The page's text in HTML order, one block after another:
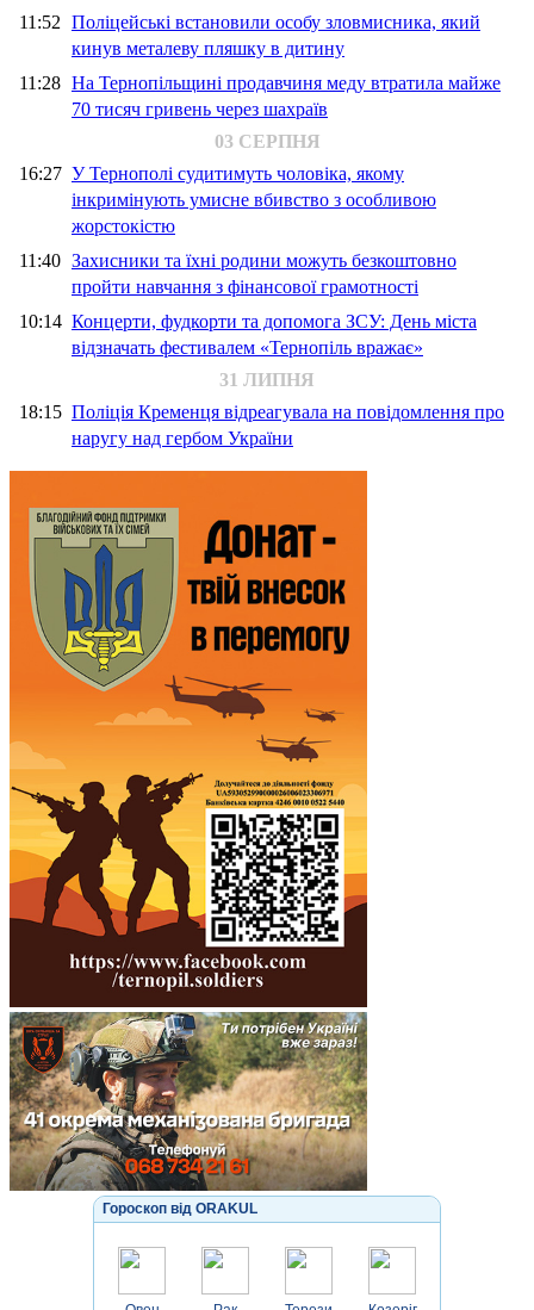
11:52 Поліцейські встановили особу зловмисника, який
кинув металеву пляшку в дитину
11:28 На Тернопільщині продавчиня меду втратила майже
70 тисяч гривень через шахраїв
03 СЕРПНЯ
16:27 У Тернополі судитимуть чоловіка, якому
інкримінують умисне вбивство з особливою
жорстокістю
11:40 Захисники та їхні родини можуть безкоштовно
пройти навчання з фінансової грамотності
10:14 Концерти, фудкорти та допомога ЗСУ: День міста
відзначать фестивалем «Тернопіль вражає»
31 ЛИПНЯ
18:15 Поліція Кременця відреагувала на повідомлення про
наругу над гербом України
Гороскоп від ORAKUL